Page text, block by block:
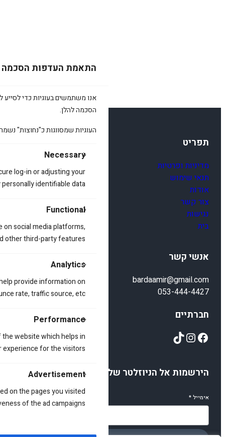
התאמת העדפות הסכמה
אנו משתמשים בעוגיות כדי לסייע
הסכמה להלן.
העוגיות שמסווגות כ"נחוצות"
Necessary
log-in or adjusting your
identifiable data.
Functional
social media platforms,
other third-party features.
Analytics
provide information on
rate, traffic source, etc.
Performance
website which helps in
for the visitors.
Advertisement
on the pages you visited
of the ad campaigns.
תפריט
מדיניות ופרטיות
תנאי שימוש
אודות
צור קשר
נגישות
בית
אנשי קשר
bardaamir@gmail.com
053-444-4427
חברתיים
Facebook
Instagram
TikTok
הירשמות אל הניוזלטר שלנו
אימייל*